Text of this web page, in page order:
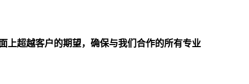
上超越客户的期望，确保与我们合作的所有专业